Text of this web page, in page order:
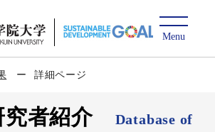
詳細ページ
究者紹介
Database of